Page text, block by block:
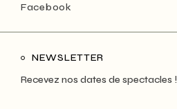
Facebook
NEWSLETTER
Recevez nos dates de spectacles !